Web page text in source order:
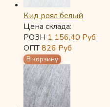
Кид роял белый
Цена склада:
РОЗН 1 156,40 Руб
ОПТ826 Руб